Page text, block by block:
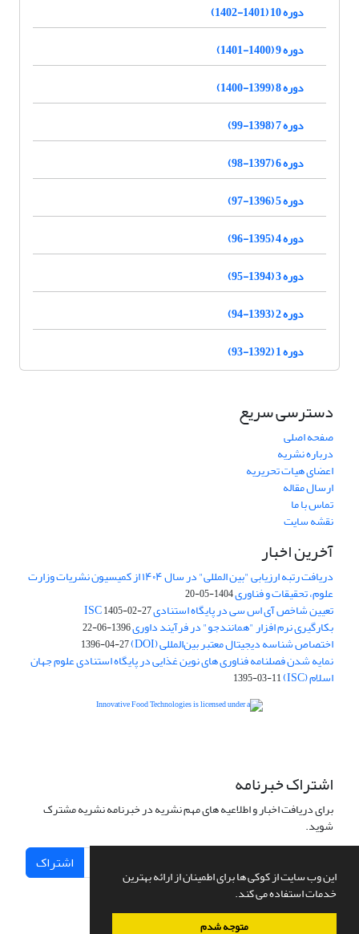
این وب سایت از کوکی ها برای اطمینان از ارائه بهترین
خدمات استفاده می کند.
متوجه شدم
دوره 10 (1401-1402)
دوره 9 (1400-1401)
دوره 8 (1399-1400)
دوره 7 (1398-99)
دوره 6 (1397-98)
دوره 5 (1396-97)
دوره 4 (1395-96)
دوره 3 (1394-95)
دوره 2 (1393-94)
دوره 1 (1392-93)
دسترسی سریع
صفحه اصلی
درباره نشریه
اعضای هیات تحریریه
ارسال مقاله
تماس با ما
نقشه سایت
آخرین اخبار
دریافت رتبه ارزیابی "بین المللی" در سال ۱۴۰۴ از کمیسیون نشریات وزارت
علوم، تحقیقات و فناوری1404-05-20
تعیین شاخص آی اس سی در پایگاه استنادی ISC1405-02-27
بکارگیری نرم افزار "همانندجو" در فرآیند داوری1396-06-22
اختصاص شناسه دیجیتال معتبر بین‌المللی (DOI) 1396-04-27
نمایه شدن فصلنامه فناوری های نوین غذایی در پایگاه استنادی علوم جهان
اسلام (ISC) 1395-03-11
اشتراک خبرنامه
برای دریافت اخبار و اطلاعیه های مهم نشریه در خبرنامه نشریه مشترک
شوید.
اشتراک